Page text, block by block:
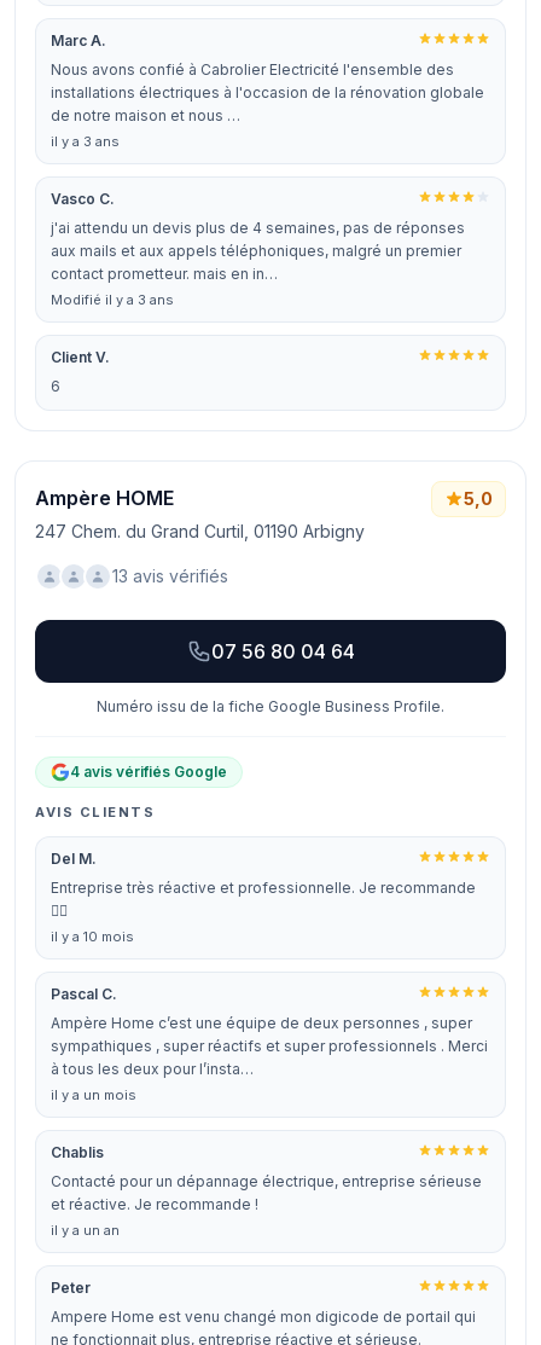
Marc A.
Nous avons confié à Cabrolier Electricité l'ensemble des
installations électriques à l'occasion de la rénovation globale
de notre maison et nous …
il y a 3 ans
Vasco C.
j'ai attendu un devis plus de 4 semaines, pas de réponses
aux mails et aux appels téléphoniques, malgré un premier
contact prometteur. mais en in…
Modifié il y a 3 ans
Client V.
6
Ampère HOME
247 Chem. du Grand Curtil, 01190 Arbigny
5,0
13 avis vérifiés
07 56 80 04 64
Numéro issu de la fiche Google Business Profile.
4 avis vérifiés Google
AVIS CLIENTS
Del M.
Entreprise très réactive et professionnelle. Je recommande
👍🏼
il y a 10 mois
Pascal C.
Ampère Home c’est une équipe de deux personnes , super
sympathiques , super réactifs et super professionnels . Merci
à tous les deux pour l’insta…
il y a un mois
Chablis
Contacté pour un dépannage électrique, entreprise sérieuse
et réactive. Je recommande !
il y a un an
Peter
Ampere Home est venu changé mon digicode de portail qui
ne fonctionnait plus, entreprise réactive et sérieuse.